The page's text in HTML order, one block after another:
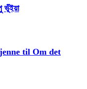
ভূঁইয়া
til Om det